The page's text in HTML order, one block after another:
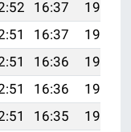
16:37
19:44
16:37
19:43
16:36
19:42
16:36
19:40
16:35
19:39